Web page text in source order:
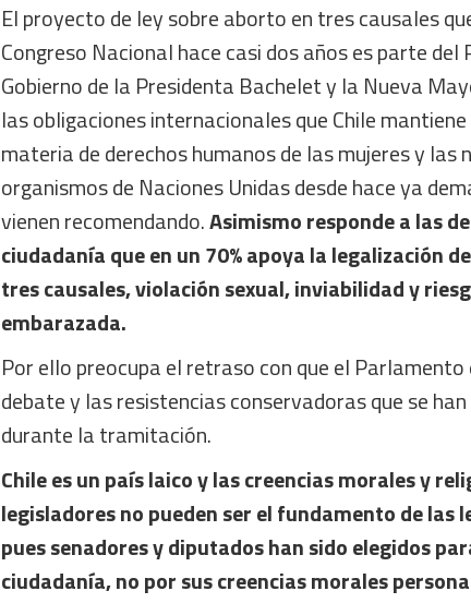
El proyecto de ley sobre aborto en tres causales
Congreso Nacional hace casi dos años es parte del
Gobierno de la Presidenta Bachelet y la Nueva
las obligaciones internacionales que Chile
materia de derechos humanos de las mujeres y las
organismos de Naciones Unidas desde hace ya
vienen recomendando.Asimismo responde a las
ciudadanía que en un 70% apoya la legalización
tres causales, violación sexual, inviabilidad y
embarazada.
Por ello preocupa el retraso con que el
debate y las resistencias conservadoras que se
durante la tramitación.
Chile es un país laico y las creencias morales y
legisladores no pueden ser el fundamento de las
pues senadores y diputados han sido elegidos
ciudadanía, no por sus creencias morales